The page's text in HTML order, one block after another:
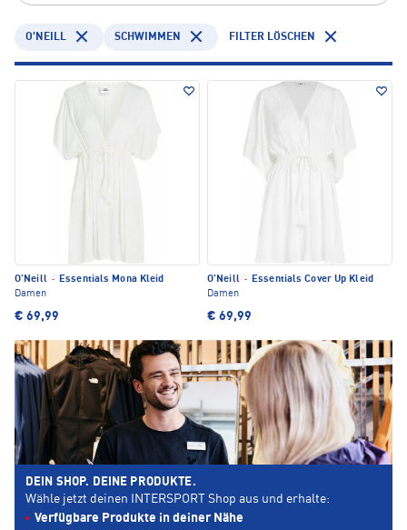
O'NEILL SCHWIMMEN FILTER LÖSCHEN
O'Neill ·
Essentials Mona Kleid
Damen
€ 69,99
O'Neill ·
Essentials Cover Up Kleid
Damen
€ 69,99
DEIN SHOP. DEINE PRODUKTE.
Wähle jetzt deinen INTERSPORT Shop aus und erhalte:
Verfügbare Produkte in deiner Nähe